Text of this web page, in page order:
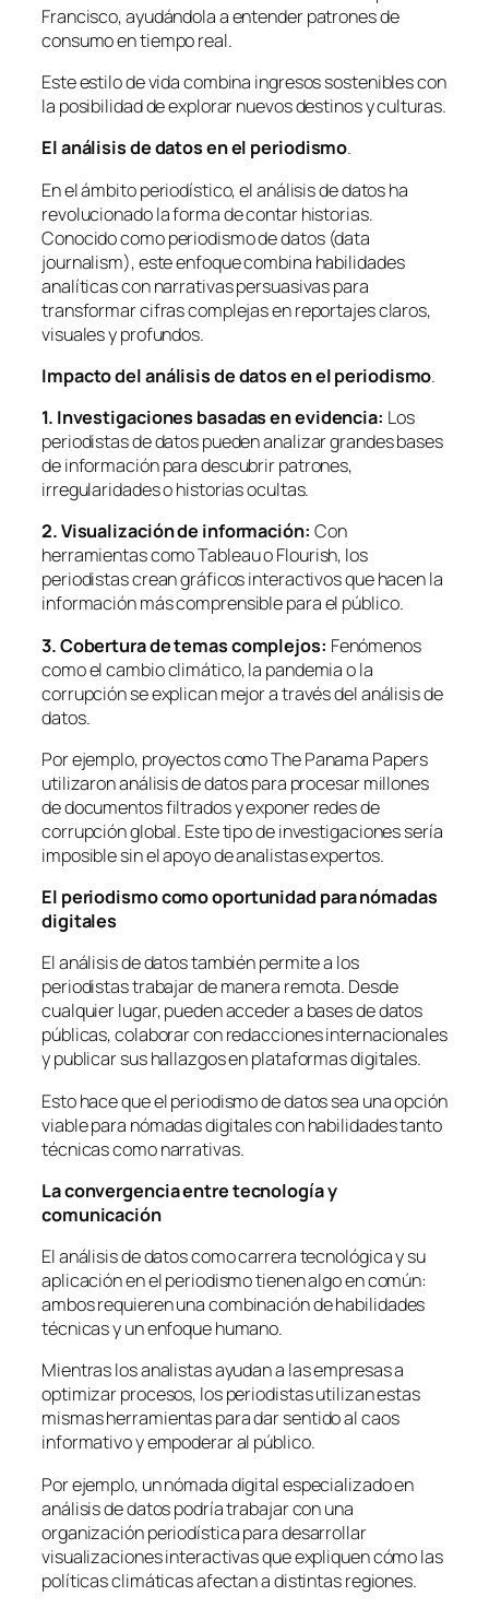
Francisco, ayudándola a entender patrones de
consumo en tiempo real.
Este estilo de vida combina ingresos sostenibles con
la posibilidad de explorar nuevos destinos y culturas.
El análisis de datos en el periodismo.
En el ámbito periodístico, el análisis de datos ha
revolucionado la forma de contar historias.
Conocido como periodismo de datos (data
journalism), este enfoque combina habilidades
analíticas con narrativas persuasivas para
transformar cifras complejas en reportajes claros,
visuales y profundos.
Impacto del análisis de datos en el periodismo.
1. Investigaciones basadas en evidencia: Los
periodistas de datos pueden analizar grandes bases
de información para descubrir patrones,
irregularidades o historias ocultas.
2. Visualización de información: Con
herramientas como Tableau o Flourish, los
periodistas crean gráficos interactivos que hacen la
información más comprensible para el público.
3. Cobertura de temas complejos: Fenómenos
como el cambio climático, la pandemia o la
corrupción se explican mejor a través del análisis de
datos.
Por ejemplo, proyectos como The Panama Papers
utilizaron análisis de datos para procesar millones
de documentos filtrados y exponer redes de
corrupción global. Este tipo de investigaciones sería
imposible sin el apoyo de analistas expertos.
El periodismo como oportunidad para nómadas
digitales
El análisis de datos también permite a los
periodistas trabajar de manera remota. Desde
cualquier lugar, pueden acceder a bases de datos
públicas, colaborar con redacciones internacionales
y publicar sus hallazgos en plataformas digitales.
Esto hace que el periodismo de datos sea una opción
viable para nómadas digitales con habilidades tanto
técnicas como narrativas.
La convergencia entre tecnología y
comunicación
El análisis de datos como carrera tecnológica y su
aplicación en el periodismo tienen algo en común:
ambos requieren una combinación de habilidades
técnicas y un enfoque humano.
Mientras los analistas ayudan a las empresas a
optimizar procesos, los periodistas utilizan estas
mismas herramientas para dar sentido al caos
informativo y empoderar al público.
Por ejemplo, un nómada digital especializado en
análisis de datos podría trabajar con una
organización periodística para desarrollar
visualizaciones interactivas que expliquen cómo las
políticas climáticas afectan a distintas regiones.